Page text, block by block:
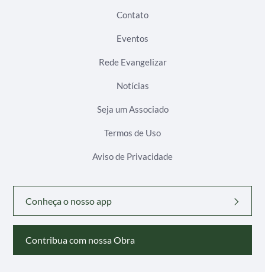
Contato
Eventos
Rede Evangelizar
Notícias
Seja um Associado
Termos de Uso
Aviso de Privacidade
Conheça o nosso app
Contribua com nossa Obra